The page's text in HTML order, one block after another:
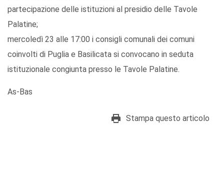
partecipazione delle istituzioni al presidio delle Tavole
Palatine;
mercoledì 23 alle 17:00 i consigli comunali dei comuni
coinvolti di Puglia e Basilicata si convocano in seduta
istituzionale congiunta presso le Tavole Palatine.
As-Bas
Stampa questo articolo